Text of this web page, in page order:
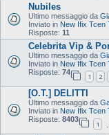
Nubiles
Ultimo messaggio da
Inviato in New Ifix Tcen
Risposte: 11
Celebrita Vip &
Ultimo messaggio da
Inviato in New Ifix Tcen
Risposte: 74
1 2
[O.T.] DELITTI
Ultimo messaggio da
Inviato in New Ifix Tcen
Risposte: 8403
1